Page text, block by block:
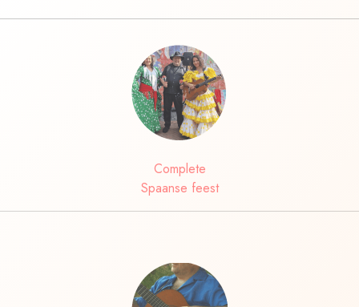
Complete
Spaanse feest